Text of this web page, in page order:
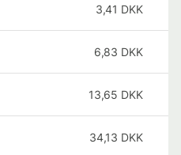
3,41 DKK
6,83 DKK
13,65 DKK
34,13 DKK